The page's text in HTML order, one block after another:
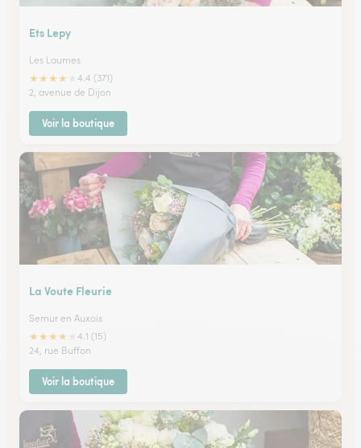
Ets Lepy
Les Laumes
★★★★
4.4 (371)
2, avenue de Dijon
Voir la boutique
La Voute Fleurie
Semur en Auxois
★★★★
4.1 (15)
24, rue Buffon
Voir la boutique